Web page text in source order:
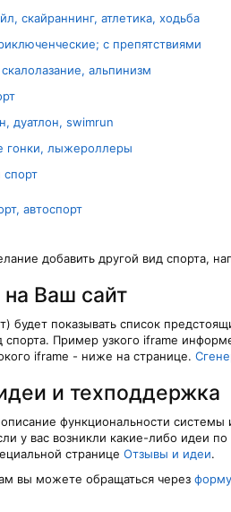
скайраннинг, атлетика, ходьба
с препятствиями
альпинизм
дуатлон, swimrun
гонки, лыжероллеры
спорт
автоспорт
добавить другой вид спорта,
Ваш сайт
будет показывать список
спорта. Пример узкого iframe
iframe - ниже на странице.
и техподдержка
функциональности
у вас возникли какие-либо идеи
странице Отзывы и идеи.
вы можете обращаться через